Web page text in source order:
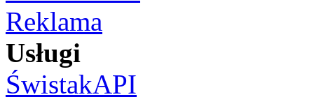
Reklama
Usługi
ŚwistakAPI